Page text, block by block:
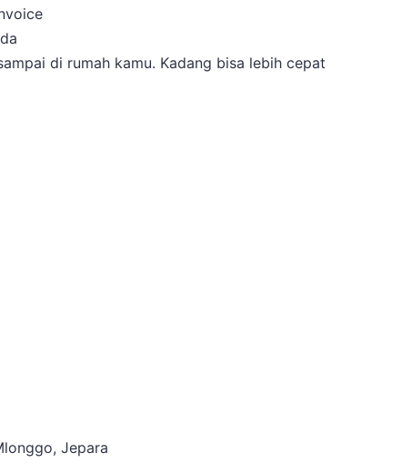
di rumah kamu. Kadang bisa lebih cepat
Jepara